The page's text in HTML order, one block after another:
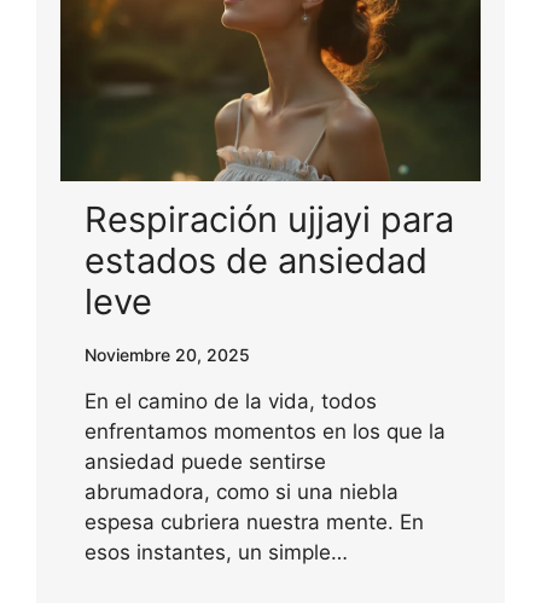
Respiración ujjayi para
estados de ansiedad
leve
Noviembre 20, 2025
En el camino de la vida, todos
enfrentamos momentos en los que la
ansiedad puede sentirse
abrumadora, como si una niebla
espesa cubriera nuestra mente. En
esos instantes, un simple…